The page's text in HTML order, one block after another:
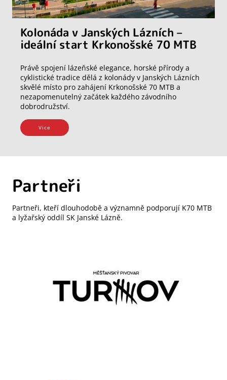
Kolonáda v Janských Lázních –
ideální start Krkonošské 70 MTB
Právě spojení lázeňské elegance, horské přírody a
cyklistické tradice dělá z kolonády v Janských Lázních
skvělé místo pro zahájení Krkonošské 70 MTB a
nezapomenutelný začátek každého závodního
dobrodružství.
Vice
Partneři
Partneři, kteří dlouhodobě a významně podporují K70 MTB
a lyžařský oddíl SK Janské Lázně.